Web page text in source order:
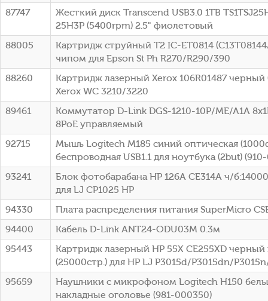
87747
Жесткий диск Transcend USB3.0 1TB
25H3P (5400rpm) 2.5" фиолетовый
88005
Картридж струйный T2 IC-ET0814
чипом для Epson St Ph R270/R290/390
88260
Картридж лазерный Xerox 106R01487 черный
Xerox WC 3210/3220
89461
Коммутатор D-Link DGS-1210-10P/ME/A1A
8PoE управляемый
92715
Мышь Logitech M185 синий оптическая
беспроводная USB1.1 для ноутбука (2but)
93241
Блок фотобарабана HP 126A CE314A ч/
для LJ CP1025 HP
94330
Плата распределения питания SuperMicro
94400
Кабель D-Link ANT24-ODU03M 0.3м
95443
Картридж лазерный HP 55X CE255XD черный
(25000стр.) для HP LJ P3015d/P3015dn/
95659
Наушники с микрофоном Logitech H150
накладные оголовье (981-000350)